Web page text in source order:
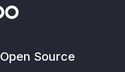
Open Source